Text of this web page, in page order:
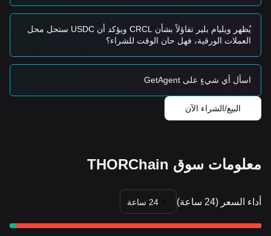
$4.20
.
الإجماع السوقي
الإجماع بين المحللين هو أنه بينما قد يواجه THORChain تقلبات أو
تجميعاً في المدى القصير، فمن المرجح أن يظل الاتجاه متوسط
يُظهر ويليام بلير تفاؤلاً بشأن CRCL ويؤكد أن USDC ستحل محل
العملات الورقية، فهل حان الوقت للشراء؟
اسأل أي شيءٍ على GetAgent
البيع/الشراء الآن
معلومات سوق THORChain
أداء السعر (24 ساعة) 24 ساعة